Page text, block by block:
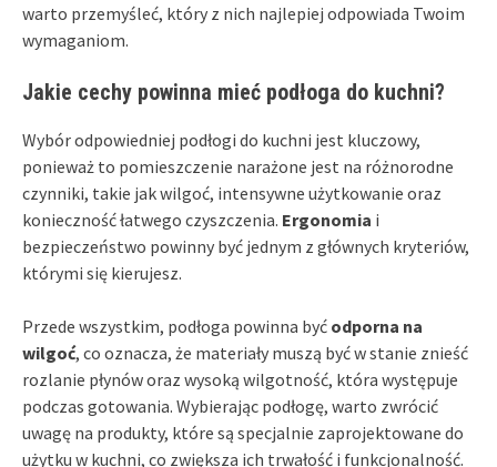
warto przemyśleć, który z nich najlepiej odpowiada Twoim
wymaganiom.
Jakie cechy powinna mieć podłoga do kuchni?
Wybór odpowiedniej podłogi do kuchni jest kluczowy,
ponieważ to pomieszczenie narażone jest na różnorodne
czynniki, takie jak wilgoć, intensywne użytkowanie oraz
konieczność łatwego czyszczenia. Ergonomia i
bezpieczeństwo powinny być jednym z głównych kryteriów,
którymi się kierujesz.
Przede wszystkim, podłoga powinna być odporna na
wilgoć, co oznacza, że materiały muszą być w stanie znieść
rozlanie płynów oraz wysoką wilgotność, która występuje
podczas gotowania. Wybierając podłogę, warto zwrócić
uwagę na produkty, które są specjalnie zaprojektowane do
użytku w kuchni, co zwiększa ich trwałość i funkcjonalność.